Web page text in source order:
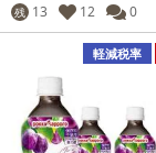
残 13 12 0
軽減税率